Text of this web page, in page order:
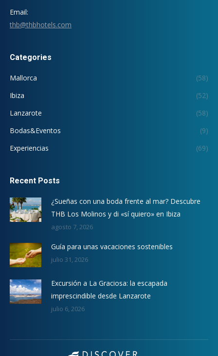
Email:
thb@thbhotels.com
Categories
Mallorca
(58)
Ibiza
(52)
Lanzarote
(58)
Bodas&Eventos
(9)
Experiencias
(69)
Recent Posts
¿Sueñas con una boda frente al mar? Descubre
THB Los Molinos y di «sí quiero» en Ibiza
agosto 7, 2026
Guía para unas vacaciones sostenibles
julio 31, 2026
Excursión a La Graciosa: la escapada
imprescindible desde Lanzarote
julio 6, 2026